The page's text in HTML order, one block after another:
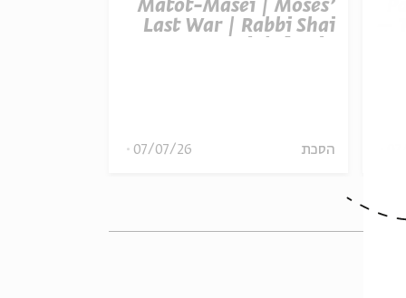
–
Matot-Masei | Moses’
Last War | Rabbi Shai
הסכת 07/07/26